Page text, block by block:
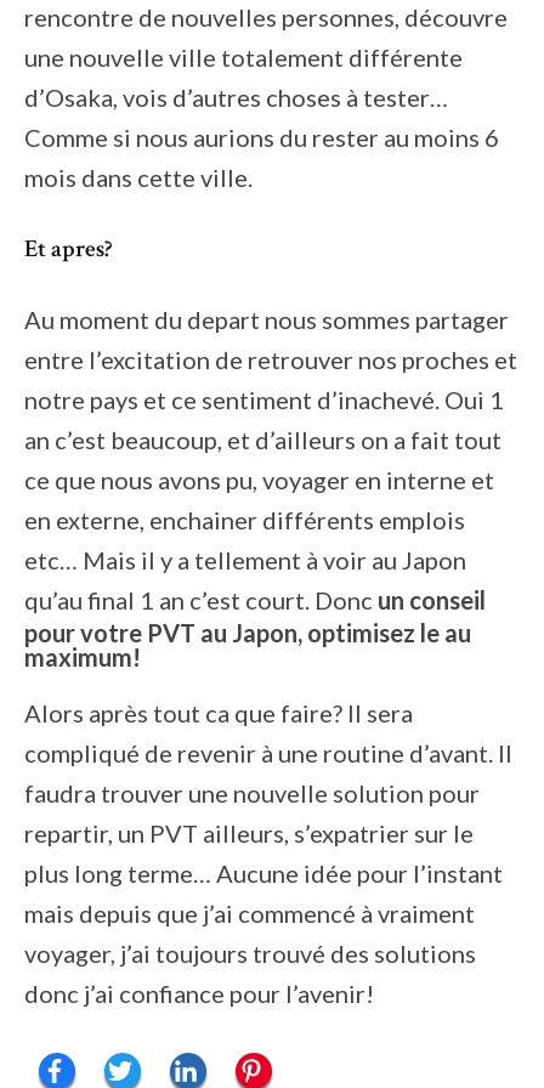
rencontre de nouvelles personnes, découvre
une nouvelle ville totalement différente
d’Osaka, vois d’autres choses à tester…
Comme si nous aurions du rester au moins 6
mois dans cette ville.
Et apres?
Au moment du depart nous sommes partager
entre l’excitation de retrouver nos proches et
notre pays et ce sentiment d’inachevé. Oui 1
an c’est beaucoup, et d’ailleurs on a fait tout
ce que nous avons pu, voyager en interne et
en externe, enchainer différents emplois
etc… Mais il y a tellement à voir au Japon
qu’au final 1 an c’est court. Donc un conseil
pour votre PVT au Japon, optimisez le au
maximum!
Alors après tout ca que faire? Il sera
compliqué de revenir à une routine d’avant. Il
faudra trouver une nouvelle solution pour
repartir, un PVT ailleurs, s’expatrier sur le
plus long terme… Aucune idée pour l’instant
mais depuis que j’ai commencé à vraiment
voyager, j’ai toujours trouvé des solutions
donc j’ai confiance pour l’avenir!